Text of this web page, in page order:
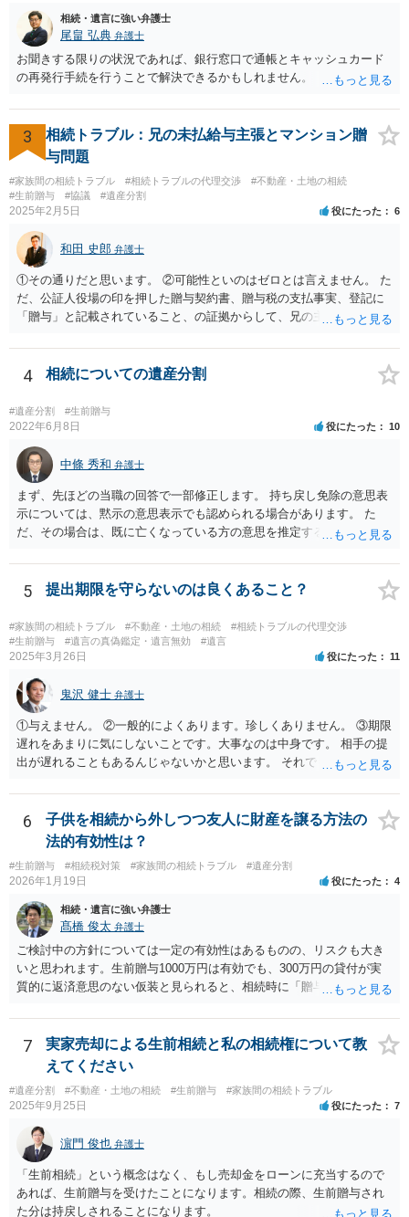
相続・遺言に強い弁護士
尾畠 弘典 弁護士
お聞きする限りの状況であれば、銀行窓口で通帳とキャッシュカード
の再発行手続を行うことで解決できるかもしれません。
3
相続トラブル：兄の未払給与主張とマンション贈
与問題
#家族間の相続トラブル #相続トラブルの代理交渉
#不動産・土地の相続
#生前贈与
#協議 #遺産分割
2025年2月5日 役にたった 6
和田 史郎 弁護士
①その通りだと思います。 ②可能性といのはゼロとは言えません。 た
だ、公証人役場の印を押した贈与契約書、贈与税の支払事実、登記に
「贈与」と記載されていること、の証拠からして、兄の主張は通らな
わなければ、遺産分割調停を申し立てて進めるのがベターのような気
がしますね。
4 相続についての遺産分割
#遺産分割 #生前贈与
2022年6月8日 役にたった 10
中條 秀和 弁護士
まず、先ほどの当職の回答で一部修正します。 持ち戻し免除の意思表
示については、黙示の意思表示でも認められる場合があります。 た
だ、その場合は、既に亡くなっている方の意思を推定することになり
持ち戻し免除の意思表示は書面で明確にしておいていただくべきとい
う結論は変わりません。 誤解を与えるような回答でした。失礼しまし
た。 文言については、「〇〇に対する生前贈与による特別受益の持ち
戻しをすべて免除する」というのがオーソドックスなものですが、ご
心配ならば、弁護士のところに行って、特別受益となりそうな贈与に
ついて説明した上で、適切な文言についてご相談してみてはいかがで
しょうか。
5 提出期限を守らないのは良くあること？
#家族間の相続トラブル #不動産・土地の相続
#相続トラブルの代理交渉
#生前贈与
#遺言の真偽鑑定・遺言無効 #遺言
2025年3月26日 役にたった 11
鬼沢 健士 弁護士
①与えません。 ②一般的によくあります。珍しくありません。 ③期限
遅れをあまりに気にしないことです。大事なのは中身です。 相手の提
出が遅れることもあるんじゃないかと思います。 それでもあなた有利
6
子供を相続から外しつつ友人に財産を譲る方法の
法的有効性は？
#生前贈与 #相続税対策 #家族間の相続トラブル #遺産分割
2026年1月19日 役にたった 4
相続・遺言に強い弁護士
髙橋 俊太 弁護士
ご検討中の方針については一定の有効性はあるものの、リスクも大き
いと思われます。生前贈与1000万円は有効でも、300万円の貸付が実
質的に返済意思のない仮装と見られると、相続時に「贈与」と評価さ
法として考えられるものとしては、 ①信託（家族信託・目的信託） 財
産を信託口に移し、受託者（信頼できる友人や専門職）に管理させ、
・生存中はあなたの生活費・介護費に優先充当 ・残余を友人や慈善団
体へ と使途を厳格に指定。相続ではなく信託帰属になるため、子の関
与を大きく排除できます。 ②遺言＋生命保険の組合せ 生活資金は手元
に残し、余剰資金で受取人を友人・団体にした保険を活用。保険金は
相続財産とは別枠で、遺留分対策にも有効と思われます。 ③負担付死
因贈与 「介護・見守り等を条件に、死亡時に財産を渡す」契約。条件
不履行なら無効にでき、老後の安心を担保できます。 ④ 寄附予約＋解
除条件 慈善団体への寄附を予約しつつ、資金不足時は解除できる条項
を設定。 などがあり得るかと思われます。
7
実家売却による生前相続と私の相続権について教
えてください
#遺産分割 #不動産・土地の相続 #生前贈与 #家族間の相続トラブル
2025年9月25日 役にたった 7
濵門 俊也 弁護士
「生前相続」という概念はなく、もし売却金をローンに充当するので
あれば、生前贈与を受けたことになります。相続の際、生前贈与され
た分は持戻しされることになります。